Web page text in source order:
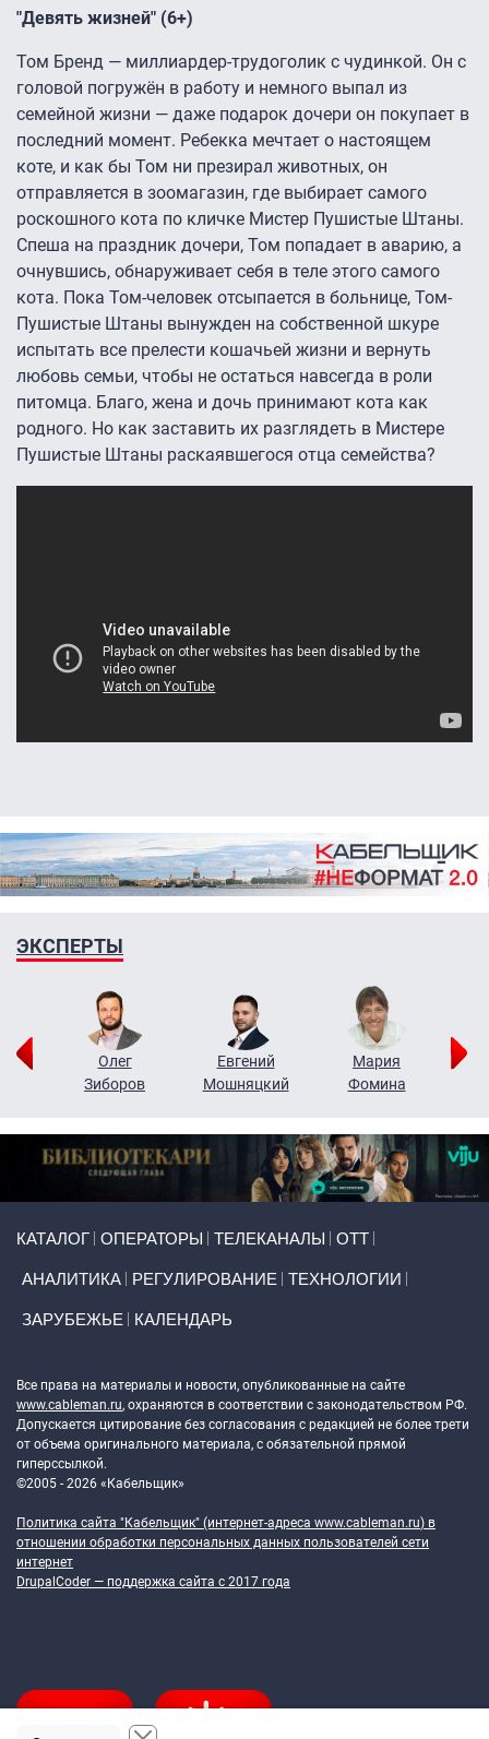
"Девять жизней" (6+)
Том Бренд — миллиардер-трудоголик с чудинкой. Он с
головой погружён в работу и немного выпал из
семейной жизни — даже подарок дочери он покупает в
последний момент. Ребекка мечтает о настоящем
коте, и как бы Том ни презирал животных, он
отправляется в зоомагазин, где выбирает самого
роскошного кота по кличке Мистер Пушистые Штаны.
Спеша на праздник дочери, Том попадает в аварию, а
очнувшись, обнаруживает себя в теле этого самого
кота. Пока Том-человек отсыпается в больнице, Том-
Пушистые Штаны вынужден на собственной шкуре
испытать все прелести кошачьей жизни и вернуть
любовь семьи, чтобы не остаться навсегда в роли
питомца. Благо, жена и дочь принимают кота как
родного. Но как заставить их разглядеть в Мистере
Пушистые Штаны раскаявшегося отца семейства?
ЭКСПЕРТЫ
Олег
Зиборов
Евгений
Мошняцкий
Мария
Фомина
КАТАЛОГ ОПЕРАТОРЫ ТЕЛЕКАНАЛЫ ОТТ
АНАЛИТИКА РЕГУЛИРОВАНИЕ ТЕХНОЛОГИИ
ЗАРУБЕЖЬЕ КАЛЕНДАРЬ
Все права на материалы и новости, опубликованные на сайте
www.cableman.ru, охраняются в соответствии с законодательством РФ.
Допускается цитирование без согласования с редакцией не более трети
от объема оригинального материала, с обязательной прямой
гиперссылкой.
©2005 - 2026 «Кабельщик»
Политика сайта "Кабельщик" (интернет-адреса www.cableman.ru) в
отношении обработки персональных данных пользователей сети
интернет
DrupalCoder — поддержка сайта c 2017 года